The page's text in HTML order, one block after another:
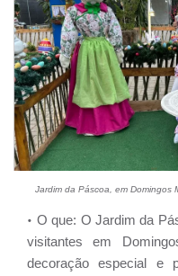
Jardim da Páscoa, em
O que: O Jardim da
visitantes em
decoração especial e